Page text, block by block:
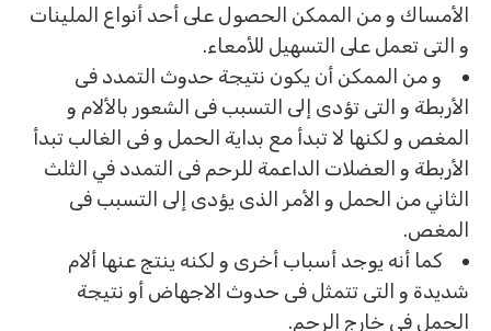
الأمساك و من الممكن الحصول على أحد أنواع الملينات
و التى تعمل على التسهيل للأمعاء.
و من الممكن أن يكون نتيجة حدوث التمدد فى
الأربطة و التى تؤدى إلى التسبب فى الشعور بالألام و
المغص و لكنها لا تبدأ مع بداية الحمل و فى الغالب تبدأ
الأربطة و العضلات الداعمة للرحم فى التمدد في الثلث
الثاني من الحمل و الأمر الذى يؤدى إلى التسبب فى
المغص.
كما أنه يوجد أسباب أخرى و لكنه ينتج عنها ألام
شديدة و التى تتمثل فى حدوث الاجهاض أو نتيجة
الحمل فى خارج الرحم.